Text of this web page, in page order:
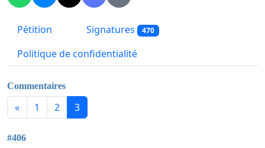
Pétition Signatures 470
Politique de confidentialité
Commentaires
« 1 2 3
#406